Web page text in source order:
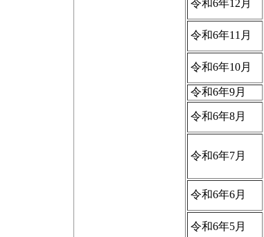
令和6年12月
令和6年11月
令和6年10月
令和6年9月
令和6年8月
令和6年7月
令和6年6月
令和6年5月